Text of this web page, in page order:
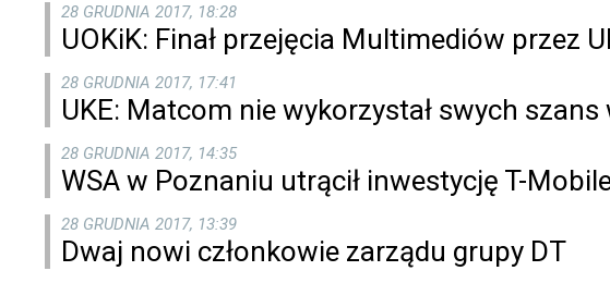
28 GRUDNIA 2017, 18:28
UOKiK: Finał przejęcia Multimediów przez
28 GRUDNIA 2017, 17:41
UKE: Matcom nie wykorzystał swych
28 GRUDNIA 2017, 14:35
WSA w Poznaniu utrącił inwestycję T-
28 GRUDNIA 2017, 13:39
Dwaj nowi członkowie zarządu grupy DT